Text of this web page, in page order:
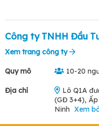
Công ty TNHH Đầu
Xem trang công ty
Quy mô 10-20
Địa chỉ
Lô Q1A
(GĐ 3+4),
Ninh Xem